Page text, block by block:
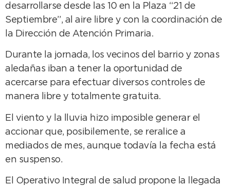
desarrollarse desde las 10 en la Plaza “21 de
Septiembre”, al aire libre y con la coordinación de
la Dirección de Atención Primaria.
Durante la jornada, los vecinos del barrio y zonas
aledañas iban a tener la oportunidad de
acercarse para efectuar diversos controles de
manera libre y totalmente gratuita.
El viento y la lluvia hizo imposible generar el
accionar que, posibilemente, se reralice a
mediados de mes, aunque todavía la fecha está
en suspenso.
El Operativo Integral de salud propone la llegada